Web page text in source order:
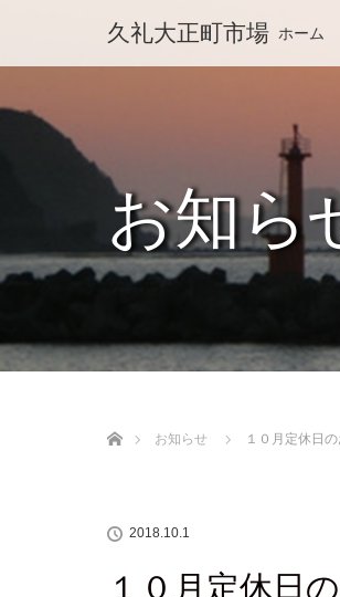
久礼大正町市場 ホーム
お知ら
お知らせ
１０月定休日
2018.10.1
１０月定休日